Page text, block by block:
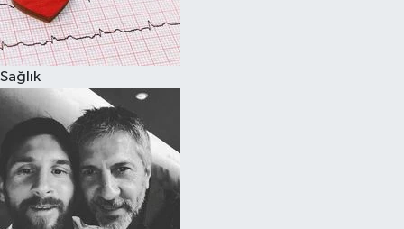
Sağlık
Spor
Çocuk
Eğitim
Hava Durumu